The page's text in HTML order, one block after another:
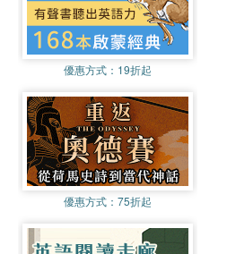
優惠方式： 19折起
優惠方式： 75折起